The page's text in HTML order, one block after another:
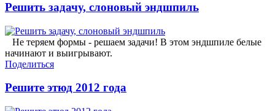
Решить задачу, слоновый эндшпиль
Не теряем формы - решаем задачи! В этом эндшпиле белые
начинают и выигрывают.
Поделиться
Решите этюд 2012 года